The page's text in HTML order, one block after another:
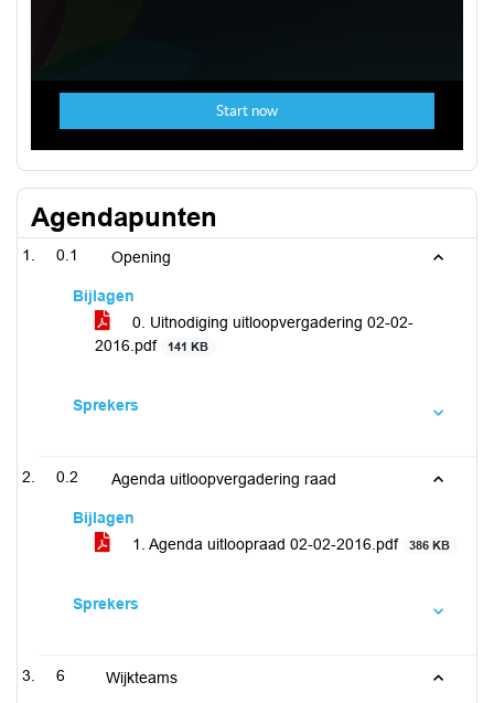
Agendapunten
0.1 Opening
Bijlagen
0. Uitnodiging uitloopvergadering 02-02-
2016.pdf
141 KB
Sprekers
0.2 Agenda uitloopvergadering raad
Bijlagen
1. Agenda uitloopraad 02-02-2016.pdf
386 KB
Sprekers
6 Wijkteams